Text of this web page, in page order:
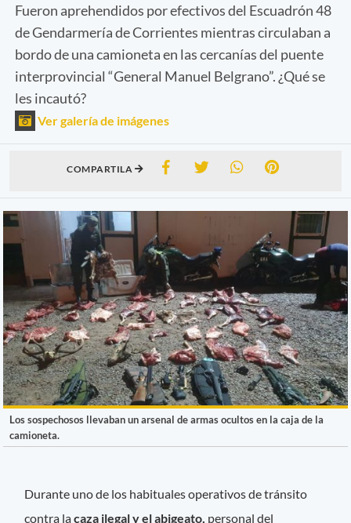
Fueron aprehendidos por efectivos del Escuadrón 48
de Gendarmería de Corrientes mientras circulaban a
bordo de una camioneta en las cercanías del puente
interprovincial “General Manuel Belgrano”. ¿Qué se
les incautó?
Ver galería de imágenes
COMPARTILA
Los sospechosos llevaban un arsenal de armas ocultos en la caja de la
camioneta.
Durante uno de los habituales operativos de tránsito
contra lacaza ilegal y el abigeato, personal del